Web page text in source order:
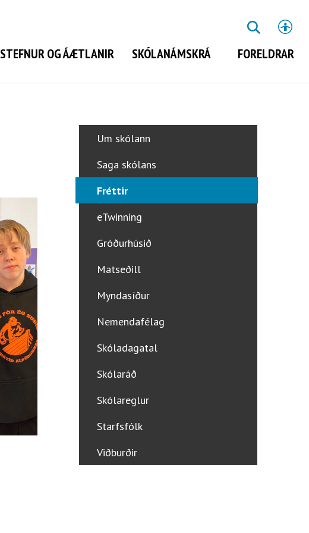
STEFNUR OG ÁÆTLANIR SKÓLANÁMSKRÁ FORELDRAR
LEITA
Um skólann
Saga skólans
Fréttir
eTwinning
Gróðurhúsið
Matseðill
Myndasíður
Nemendafélag
Skóladagatal
Skólaráð
Skólareglur
Starfsfólk
Viðburðir